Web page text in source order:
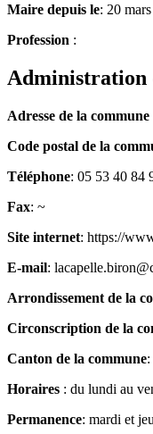
Maire depuis le: 20
Profession :
Administration
Adresse de la commune
Code postal de la
Téléphone: 05 53 40 84
Fax: ~
Site internet: https://
E-mail:
Arrondissement de la
Circonscription de la
Canton de la commune
Horaires : du lundi au
Permanence: mardi et